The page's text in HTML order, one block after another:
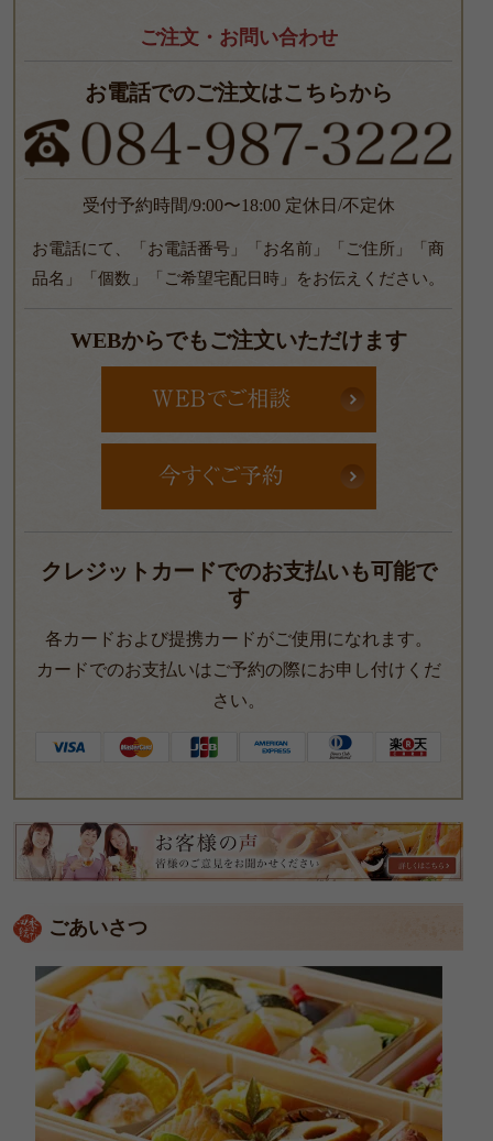
ご注文・お問い合わせ
お電話でのご注文はこちらから
受付予約時間/9:00〜18:00 定休日/不定休
お電話にて、「お電話番号」「お名前」「ご住所」「商
品名」「個数」「ご希望宅配日時」をお伝えください。
WEBからでもご注文いただけます
クレジットカードでのお支払いも可能で
す
各カードおよび提携カードがご使用になれます。
カードでのお支払いはご予約の際にお申し付けくだ
さい。
皆
様
の
ご
意
も
お
か
せ
ごあいさつ